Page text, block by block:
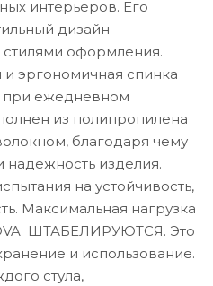
интерьеров. Его
дизайн
оформления.
эргономичная спинка
при ежедневном
из полипропилена
благодаря чему
надежность изделия.
на устойчивость,
Максимальная нагрузка
ШТАБЕЛИРУЮТСЯ. Это
и использование.
стула,